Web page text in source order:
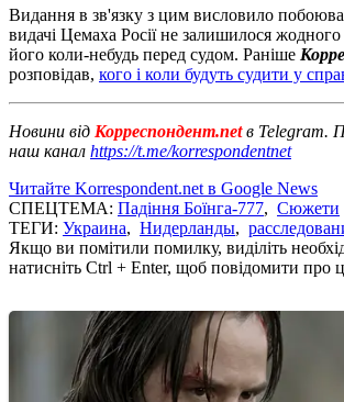
Видання в зв'язку з цим висловило
видачі Цемаха Росії не залишилося
його коли-небудь перед судом. Раніше
розповідав, кого і коли будуть судити у
Новини від Корреспондент.netв Telegram.
наш канал https://t.me/korrespondentnet
Читайте Korrespondent.net в Google News
СПЕЦТЕМА: Падіння Боїнга-777, Сюжети
ТЕГИ: Украина, Нидерланды,
Якщо ви помітили помилку, виділіть
натисніть Ctrl + Enter, щоб повідомити про